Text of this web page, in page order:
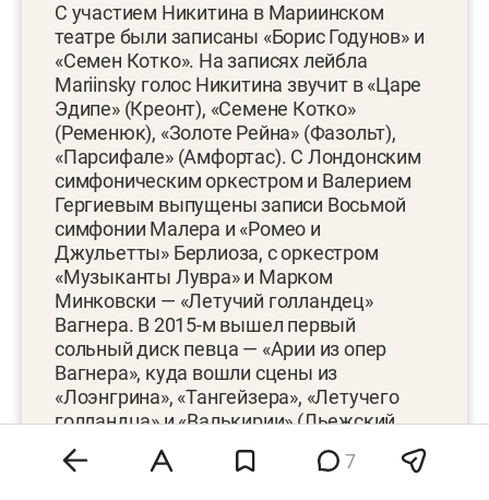
С участием Никитина в Мариинском
театре были записаны «Борис Годунов» и
«Семен Котко». На записях лейбла
Mariinsky голос Никитина звучит в «Царе
Эдипе» (Креонт), «Семене Котко»
(Ременюк), «Золоте Рейна» (Фазольт),
«Парсифале» (Амфортас). С Лондонским
симфоническим оркестром и Валерием
Гергиевым выпущены записи Восьмой
симфонии Малера и «Ромео и
Джульетты» Берлиоза, с оркестром
«Музыканты Лувра» и Марком
Минковски — «Летучий голландец»
Вагнера. В 2015-м вышел первый
сольный диск певца — «Арии из опер
Вагнера», куда вошли сцены из
«Лоэнгрина», «Тангейзера», «Летучего
голландца» и «Валькирии» (Льежский
филармонический оркестр, дирижер
Кристиан Арминг).
7